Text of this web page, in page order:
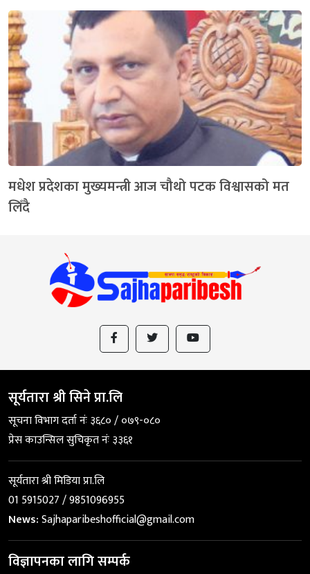
मधेश प्रदेशका मुख्यमन्त्री आज चौथो पटक विश्वासको मत
लिँदै
सूर्यतारा श्री सिने प्रा.लि
सूचना विभाग दर्ता नंः ३६८० / ०७९-०८०
प्रेस काउन्सिल सुचिकृत नंः ३३६१
सूर्यतारा श्री मिडिया प्रा.लि
01 5915027 / 9851096955
News:Sajhaparibeshofficial@gmail.com
विज्ञापनका लागि सम्पर्क